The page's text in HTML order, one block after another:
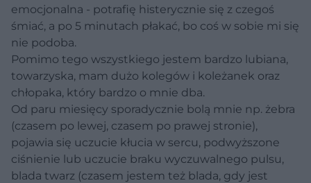
emocjonalna - potrafię histerycznie się z czegoś
śmiać, a po 5 minutach płakać, bo coś w sobie mi się
nie podoba.
Pomimo tego wszystkiego jestem bardzo lubiana,
towarzyska, mam dużo kolegów i koleżanek oraz
chłopaka, który bardzo o mnie dba.
Od paru miesięcy sporadycznie bolą mnie np. żebra
(czasem po lewej, czasem po prawej stronie),
pojawia się uczucie kłucia w sercu, podwyższone
ciśnienie lub uczucie braku wyczuwalnego pulsu,
blada twarz (czasem jestem też blada, gdy jest